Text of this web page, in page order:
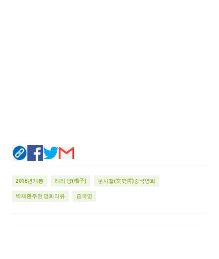
2016년개봉 래리 양(楊子) 문사철(文史哲)중국영화
박재환추천 영화리뷰 중국영